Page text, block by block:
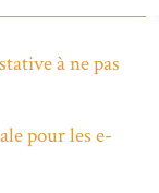
à ne pas
pour les e-